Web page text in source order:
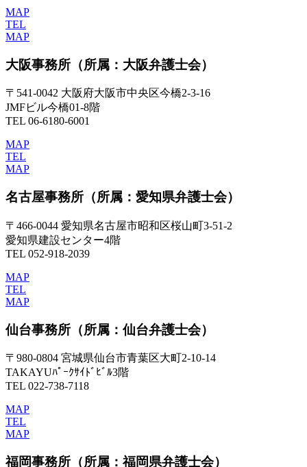
MAP
TEL
MAP
大阪事務所 （所属：大阪弁護士会）
〒541-0042 大阪府大阪市中央区今橋2-3-16
JMFビル今橋01-8階
TEL 06-6180-6001
MAP
TEL
MAP
名古屋事務所 （所属：愛知県弁護士会）
〒466-0044 愛知県名古屋市昭和区桜山町3-51-2
愛知県建設センター4階
TEL 052-918-2039
MAP
TEL
MAP
仙台事務所 （所属：仙台弁護士会）
〒980-0804 宮城県仙台市青葉区大町2-10-14
TAKAYUﾊﾟｰｸｻｲﾄﾞﾋﾞﾙ3階
TEL 022-738-7118
MAP
TEL
MAP
福岡事務所 （所属：福岡県弁護士会）